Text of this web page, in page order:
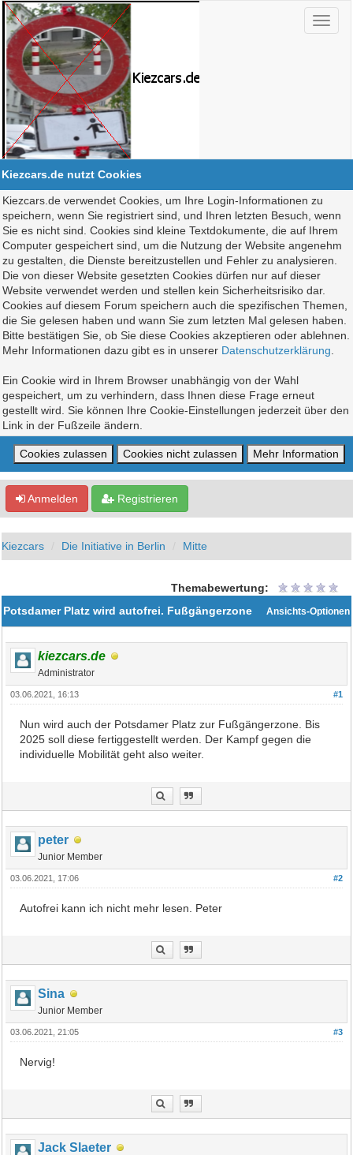
Kiezcars.de nutzt Cookies
Kiezcars.de verwendet Cookies, um Ihre Login-Informationen zu
speichern, wenn Sie registriert sind, und Ihren letzten Besuch, wenn
Sie es nicht sind. Cookies sind kleine Textdokumente, die auf Ihrem
Computer gespeichert sind, um die Nutzung der Website angenehm
zu gestalten, die Dienste bereitzustellen und Fehler zu analysieren.
Die von dieser Website gesetzten Cookies dürfen nur auf dieser
Website verwendet werden und stellen kein Sicherheitsrisiko dar.
Cookies auf diesem Forum speichern auch die spezifischen Themen,
die Sie gelesen haben und wann Sie zum letzten Mal gelesen haben.
Bitte bestätigen Sie, ob Sie diese Cookies akzeptieren oder ablehnen.
Mehr Informationen dazu gibt es in unserer Datenschutzerklärung
Ein Cookie wird in Ihrem Browser unabhängig von der Wahl
gespeichert, um zu verhindern, dass Ihnen diese Frage erneut
gestellt wird. Sie können Ihre Cookie-Einstellungen jederzeit über den
Link in der Fußzeile ändern.
Anmelden Registrieren
Kiezcars Die Initiative in Berlin Mitte
Themabewertung:
Ansichts-Optionen
Potsdamer Platz wird autofrei. Fußgängerzone
kiezcars.de
Administrator
#1
03.06.2021, 16:13
Nun wird auch der Potsdamer Platz zur Fußgängerzone. Bis
2025 soll diese fertiggestellt werden. Der Kampf gegen die
individuelle Mobilität geht also weiter.
peter
Junior Member
#2
03.06.2021, 17:06
Autofrei kann ich nicht mehr lesen. Peter
Sina
Junior Member
#3
03.06.2021, 21:05
Nervig!
Jack Slaeter